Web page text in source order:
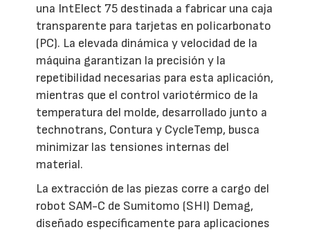
una IntElect 75 destinada a fabricar una caja
transparente para tarjetas en policarbonato
(PC). La elevada dinámica y velocidad de la
máquina garantizan la precisión y la
repetibilidad necesarias para esta aplicación,
mientras que el control variotérmico de la
temperatura del molde, desarrollado junto a
technotrans, Contura y CycleTemp, busca
minimizar las tensiones internas del
material.
La extracción de las piezas corre a cargo del
robot SAM-C de Sumitomo (SHI) Demag,
diseñado específicamente para aplicaciones